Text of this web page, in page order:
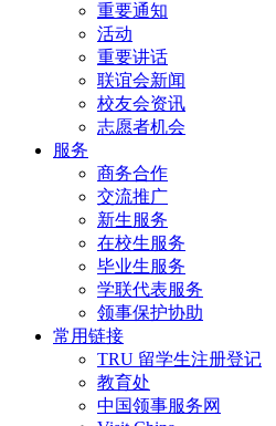
重要通知
活动
重要讲话
联谊会新闻
校友会资讯
志愿者机会
服务
商务合作
交流推广
新生服务
在校生服务
毕业生服务
学联代表服务
领事保护协助
常用链接
TRU 留学生注册登记
教育处
中国领事服务网